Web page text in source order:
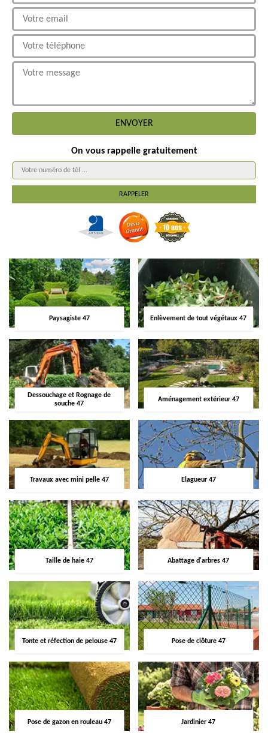
On vous rappelle gratuitement
Paysagiste 47 Enlèvement de tout végétaux 47
Dessouchage et Rognage de
souche 47
Aménagement extérieur 47
Travaux avec mini pelle 47 Elagueur 47
Taille de haie 47 Abattage d'arbres 47
Tonte et réfection de pelouse 47 Pose de clôture 47
Pose de gazon en rouleau 47 Jardinier 47